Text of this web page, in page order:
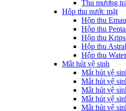
Thu mương
Hôp thu nước mặt
Hộp thu
Hộp thu
Hộp thu
Hộp thu Astral
Hộp thu
Mắt hút vệ sinh
Mắt hút vệ
Mắt hút vệ
Mắt hút vệ
Mắt hút vệ
Mắt hút vệ